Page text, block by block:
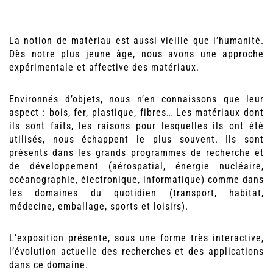
La notion de matériau est aussi vieille que l’humanité.
Dès notre plus jeune âge, nous avons une approche
expérimentale et affective des matériaux.
Environnés d’objets, nous n’en connaissons que leur
aspect : bois, fer, plastique, fibres… Les matériaux dont
ils sont faits, les raisons pour lesquelles ils ont été
utilisés, nous échappent le plus souvent. Ils sont
présents dans les grands programmes de recherche et
de développement (aérospatial, énergie nucléaire,
océanographie, électronique, informatique) comme dans
les domaines du quotidien (transport, habitat,
médecine, emballage, sports et loisirs).
L’exposition présente, sous une forme très interactive,
l’évolution actuelle des recherches et des applications
dans ce domaine.